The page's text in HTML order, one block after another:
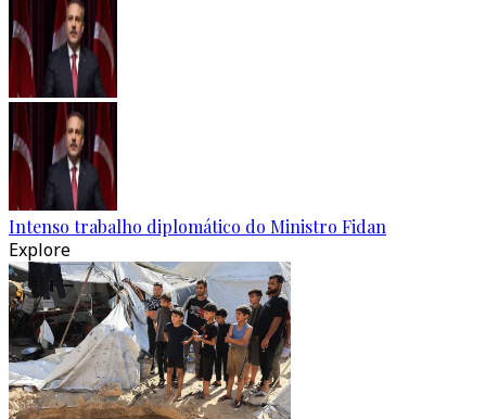
Intenso trabalho diplomático do Ministro Fidan
Explore